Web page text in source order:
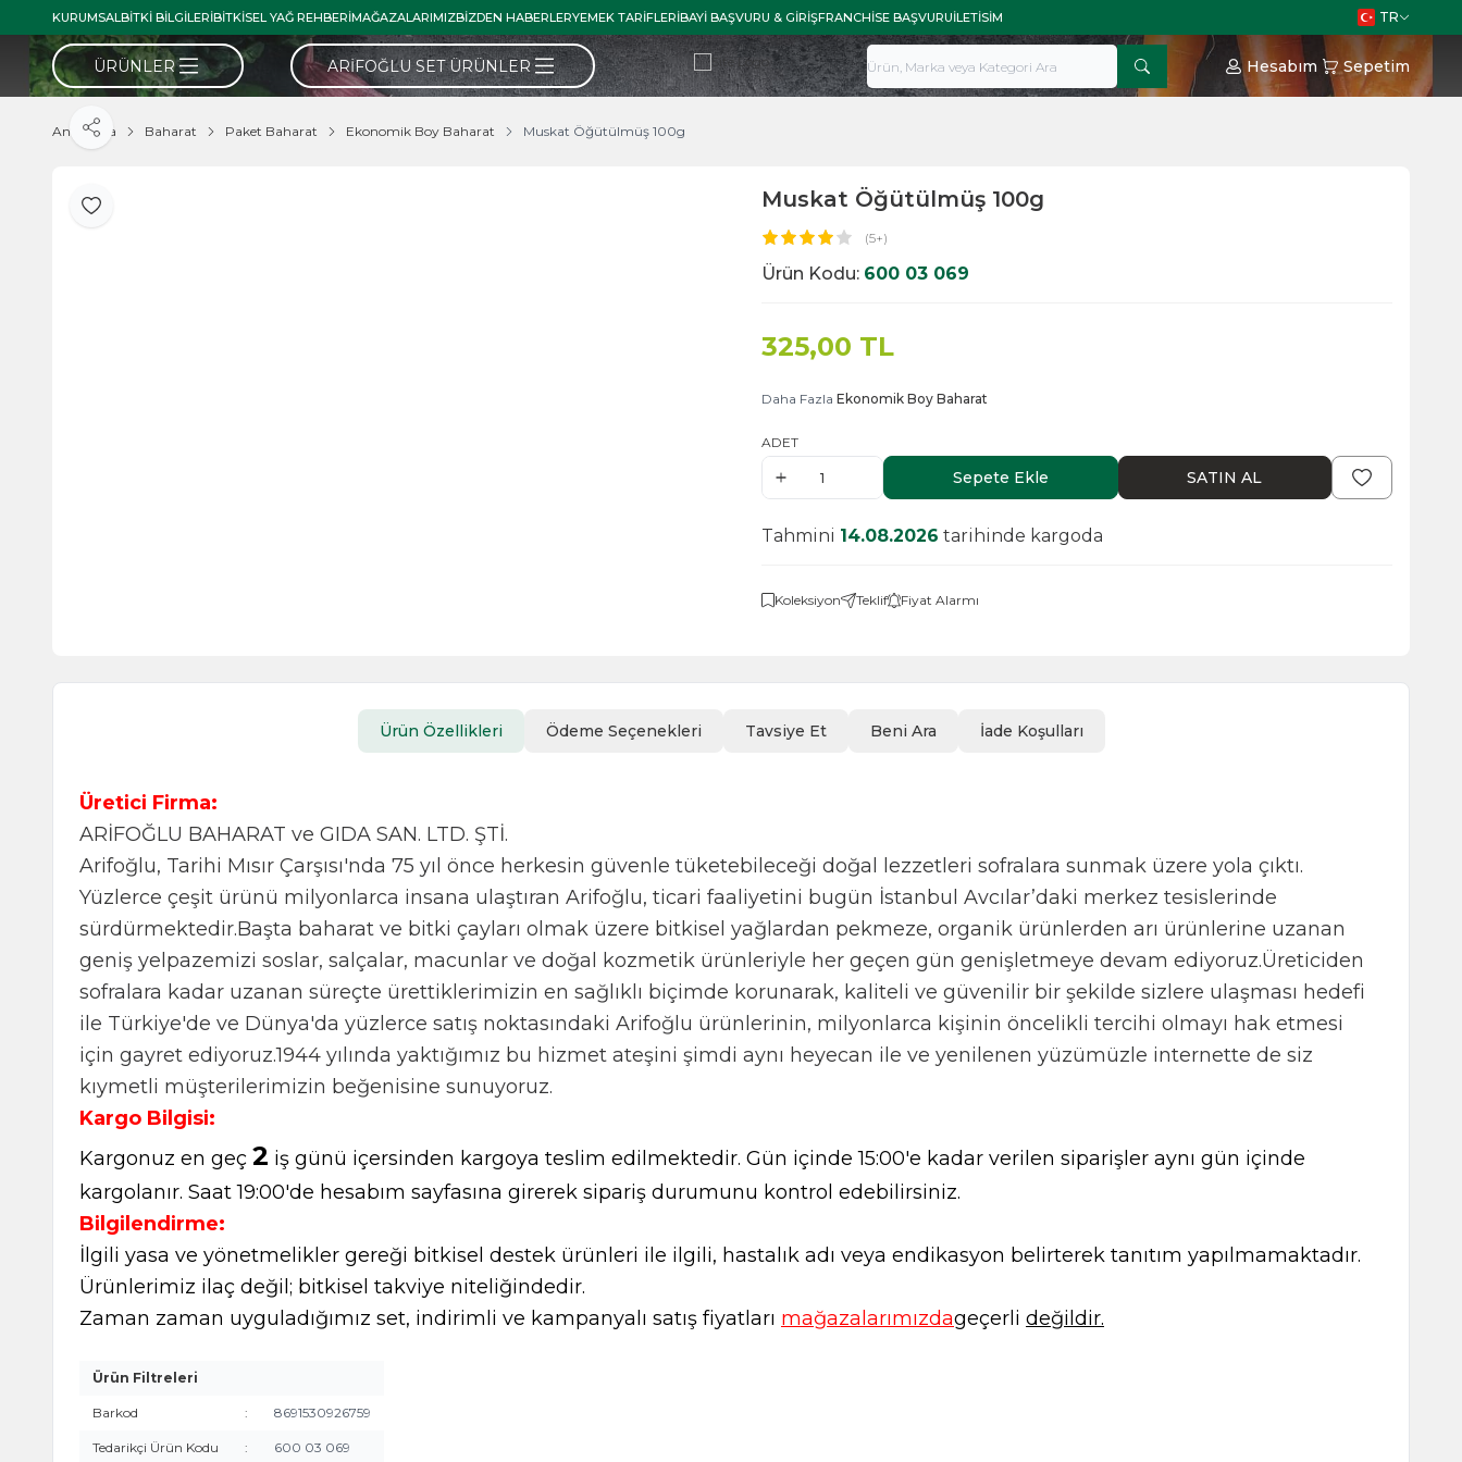
KURUMSALBITKI BILGILERIBITKISEL YAĞ REHBERIMAĞAZALARIMIZBIZDEN HABERLERYEMEK TARIFLERIBAYI BAŞVURU & GIRIŞFRANCHISE BAŞVURUİLETISIM TR
ÜRÜNLER ARIFOĞLU SET ÜRÜNLER Hesabım Sepetim
Ana Sayfa Baharat Paket Baharat Ekonomik Boy Baharat Muskat Öğütülmüş 100g
Favoriye Ekle
Paylaş
Muskat Öğütülmüş 100g
(5+)
Ürün Kodu: 600 03 069
325,00 TL
Daha Fazla Ekonomik Boy Baharat
ADET
Sepete Ekle SATIN AL
Tahmini 14.08.2026 tarihinde kargoda
Koleksiyon Teklif Fiyat Alarmı
Ürün Özellikleri Ödeme Seçenekleri Tavsiye Et Beni Ara İade Koşulları
Üretici Firma:
ARİFOĞLU BAHARAT ve GIDA SAN. LTD. ŞTİ.
Arifoğlu, Tarihi Mısır Çarşısı'nda 75 yıl önce herkesin güvenle tüketebileceği doğal lezzetleri sofralara sunmak üzere yola çıktı.
Yüzlerce çeşit ürünü milyonlarca insana ulaştıran Arifoğlu, ticari faaliyetini bugün İstanbul Avcılar’daki merkez tesislerinde
sürdürmektedir.Başta baharat ve bitki çayları olmak üzere bitkisel yağlardan pekmeze, organik ürünlerden arı ürünlerine uzanan
geniş yelpazemizi soslar, salçalar, macunlar ve doğal kozmetik ürünleriyle her geçen gün genişletmeye devam ediyoruz.Üreticiden
sofralara kadar uzanan süreçte ürettiklerimizin en sağlıklı biçimde korunarak, kaliteli ve güvenilir bir şekilde sizlere ulaşması hedefi
ile Türkiye'de ve Dünya'da yüzlerce satış noktasındaki Arifoğlu ürünlerinin, milyonlarca kişinin öncelikli tercihi olmayı hak etmesi
için gayret ediyoruz.1944 yılında yaktığımız bu hizmet ateşini şimdi aynı heyecan ile ve yenilenen yüzümüzle internette de siz
kıymetli müşterilerimizin beğenisine sunuyoruz.
Kargo Bilgisi:
Kargonuz en geç 2 iş günü içersinden kargoya teslim edilmektedir. Gün içinde 15:00'e kadar verilen siparişler aynı gün içinde
kargolanır. Saat 19:00'de hesabım sayfasına girerek sipariş durumunu kontrol edebilirsiniz.
Bilgilendirme:
İlgili yasa ve yönetmelikler gereği bitkisel destek ürünleri ile ilgili, hastalık adı veya endikasyon belirterek tanıtım yapılmamaktadır.
Ürünlerimiz ilaç değil; bitkisel takviye niteliğindedir.
Zaman zaman uyguladığımız set, indirimli ve kampanyalı satış fiyatları mağazalarımızdageçerli değildir.
Ürün Filtreleri
Barkod : 8691530926759
Tedarikçi Ürün Kodu : 600 03 069